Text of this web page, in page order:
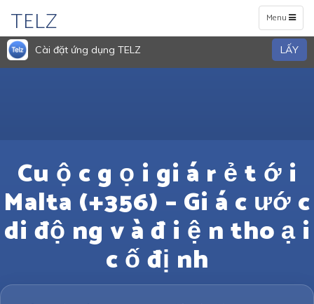
Toggle
navigation
Menu
TELZ
Cài đặt ứng dụng TELZ LẤY
Cu ộ c g ọ i gi á r ẻ t ớ i
Malta (+356) – Gi á c ướ c
di độ ng v à đ i ệ n tho ạ i
c ố đị nh